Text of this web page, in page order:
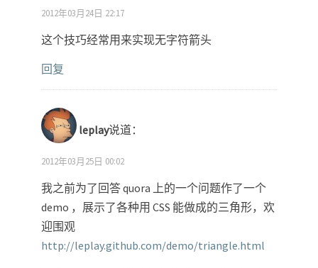
2012年03月24日 22:17
这个技巧经常用来实现无字符箭头
回复
leplay说道：
2012年03月25日 00:02
我之前为了回答 quora 上的一个问题作了一个
demo ，展示了各种用 CSS 能做成的三角形，欢
迎围观
http://leplay.github.com/demo/triangle.html